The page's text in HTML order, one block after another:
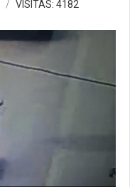
VISITAS: 4182